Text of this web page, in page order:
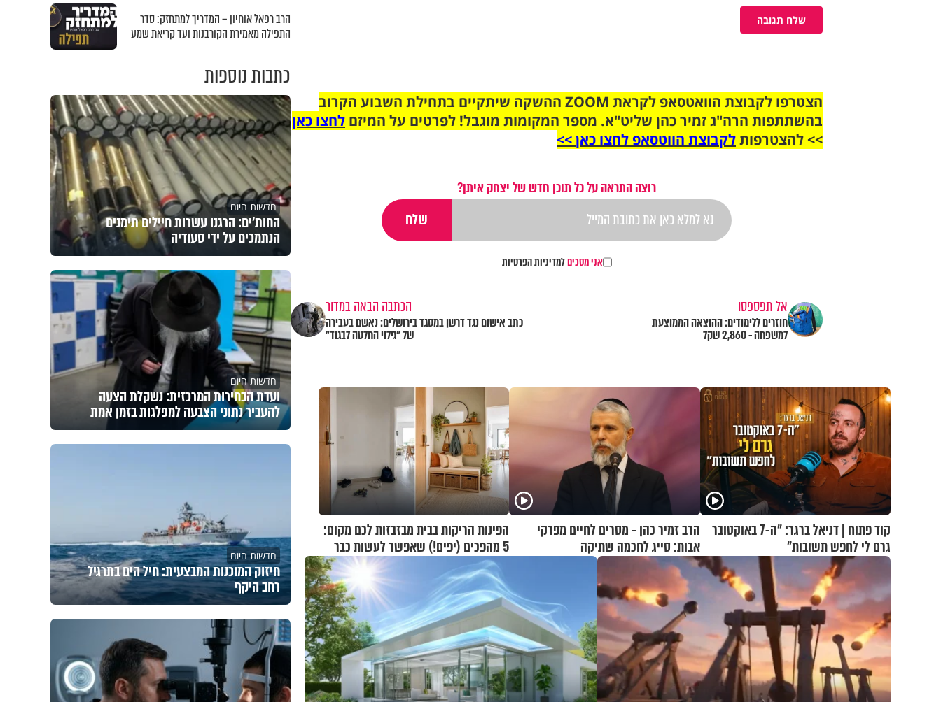
שלח תגובה
הצטרפו לקבוצת הוואטסאפ לקראת ZOOM ההשקה שיתקיים בתחילת השבוע הקרוב
בהשתתפות הרה"ג זמיר כהן שליט"א. מספר המקומות מוגבל! לפרטים על המיזם לחצו כאן
>> להצטרפותלקבוצת הווטסאפ לחצו כאן >>
רוצה התראה על כל תוכן חדש של יצחק איתן?
אני מסכיםלמדיניות הפרטיות
אל תפספסו
חוזרים ללימודים: ההוצאה הממוצעת
למשפחה - 2,860 שקל
הכתבה הבאה במדור
כתב אישום נגד דרשן במסגד בירושלים: נאשם בעבירה
של "גילוי החלטה לבגוד"
קוד פתוח | דניאל ברגר: "ה-7 באוקטובר
גרם לי לחפש תשובות"
הרב זמיר כהן - מסרים לחיים מפרקי
אבות: סייג לחכמה שתיקה
הפינות הריקות בבית מבזבזות לכם מקום:
5 מהפכים (יפים!) שאפשר לעשות כבר
היום
הרב רפאל אוחיון – המדריך למתחזק: סדר
התפילה מאמירת הקורבנות ועד קריאת שמע
כתבות נוספות
חדשות היום
החות'ים: הרגנו עשרות חיילים תימנים
הנתמכים על ידי סעודיה
חדשות היום
ועדת הבחירות המרכזית: נשקלת הצעה
להעביר נתוני הצבעה למפלגות בזמן אמת
חדשות היום
חיזוק המוכנות המבצעית: חיל הים בתרגיל
רחב היקף